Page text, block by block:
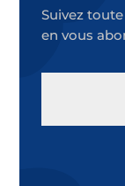
Suivez
en vous